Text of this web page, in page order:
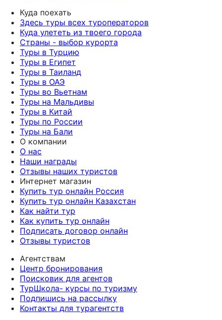
Куда поехать
Здесь туры всех туроператоров
Куда улететь из твоего города
Страны - выбор курорта
Туры в Турцию
Туры в Египет
Туры в Таиланд
Туры в ОАЭ
Туры во Вьетнам
Туры на Мальдивы
Туры в Китай
Туры по России
Туры на Бали
О компании
О нас
Наши награды
Отзывы наших туристов
Интернет магазин
Купить тур онлайн Россия
Купить тур онлайн Казахстан
Как найти тур
Как купить тур онлайн
Подписать договор онлайн
Отзывы туристов
Агентствам
Центр бронирования
Поисковик для агентов
ТурШкола- курсы по туризму
Подпишись на рассылку
Контакты для турагентств